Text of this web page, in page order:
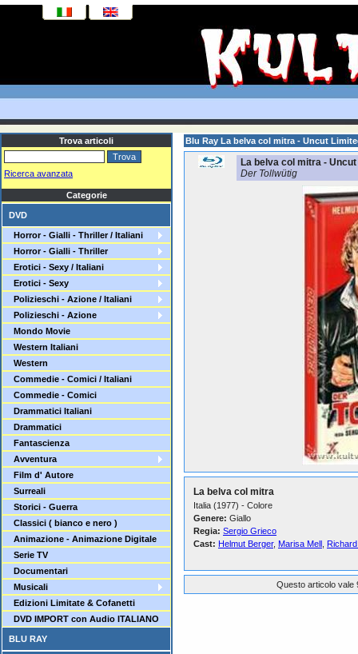
Trova articoli
Ricerca avanzata
Categorie
DVD
Horror - Gialli - Thriller / Italiani
Horror - Gialli - Thriller
Erotici - Sexy / Italiani
Erotici - Sexy
Polizieschi - Azione / Italiani
Polizieschi - Azione
Mondo Movie
Western Italiani
Western
Commedie - Comici / Italiani
Commedie - Comici
Drammatici Italiani
Drammatici
Fantascienza
Avventura
Film d' Autore
Surreali
Storici - Guerra
Classici ( bianco e nero )
Animazione - Animazione Digitale
Serie TV
Documentari
Musicali
Edizioni Limitate & Cofanetti
DVD IMPORT con Audio ITALIANO
BLU RAY
Blu Ray La belva col mitra - Uncut
La belva col mitra -
Der Tollwütig
La belva col mitra
Italia (1977) - Colore
Genere: Giallo
Regia: Sergio Grieco
Cast: Helmut Berger, Marisa Mell
Questo articolo vale